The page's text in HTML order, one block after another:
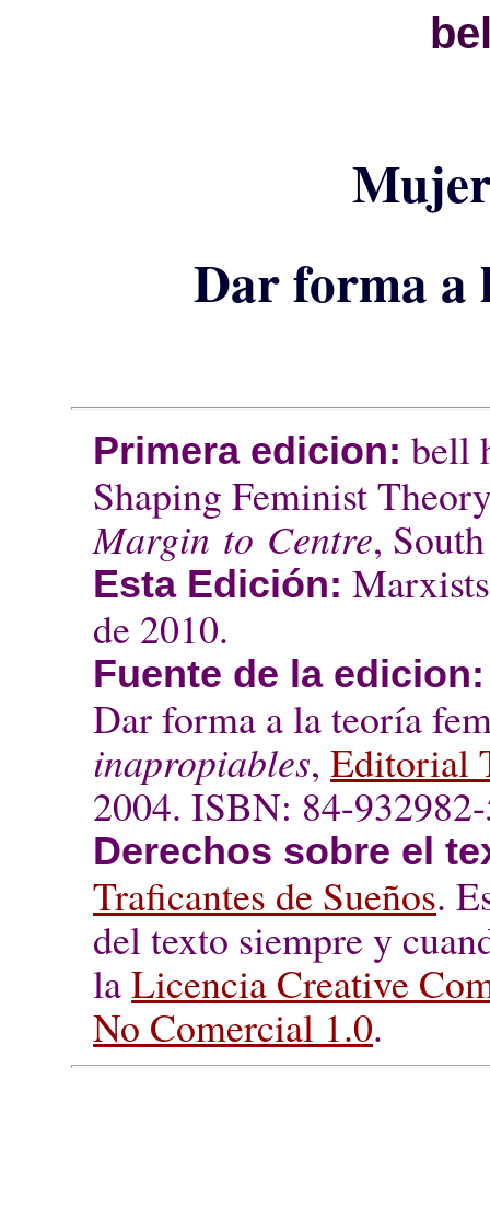
Dar forma a
Primera edicion: bell
Shaping Feminist
Margin to Centre,
Esta Edición:
de 2010.
Fuente de la edicion:
Dar forma a la teoría
inapropiables,Editorial
2004. ISBN: 84-
Derechos sobre el
Traficantes de Sueños.
del texto siempre y
laLicencia Creative
No Comercial 1.0.